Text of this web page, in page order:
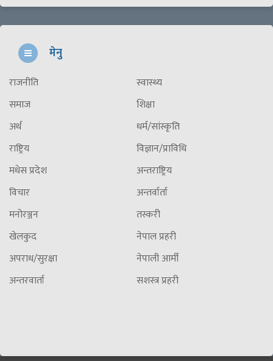
मेनु
राजनीति
समाज
अर्थ
राष्ट्रिय
मधेस प्रदेश
विचार
मनोरञ्जन
खेलकुद
अपराध/सुरक्षा
अन्तरवार्ता
स्वास्थ्य
शिक्षा
धर्म/सांस्कृति
विज्ञान/प्राविधि
अन्तराष्ट्रिय
अन्तर्वार्ता
तस्करी
नेपाल प्रहरी
नेपाली आर्मी
सशस्त्र प्रहरी